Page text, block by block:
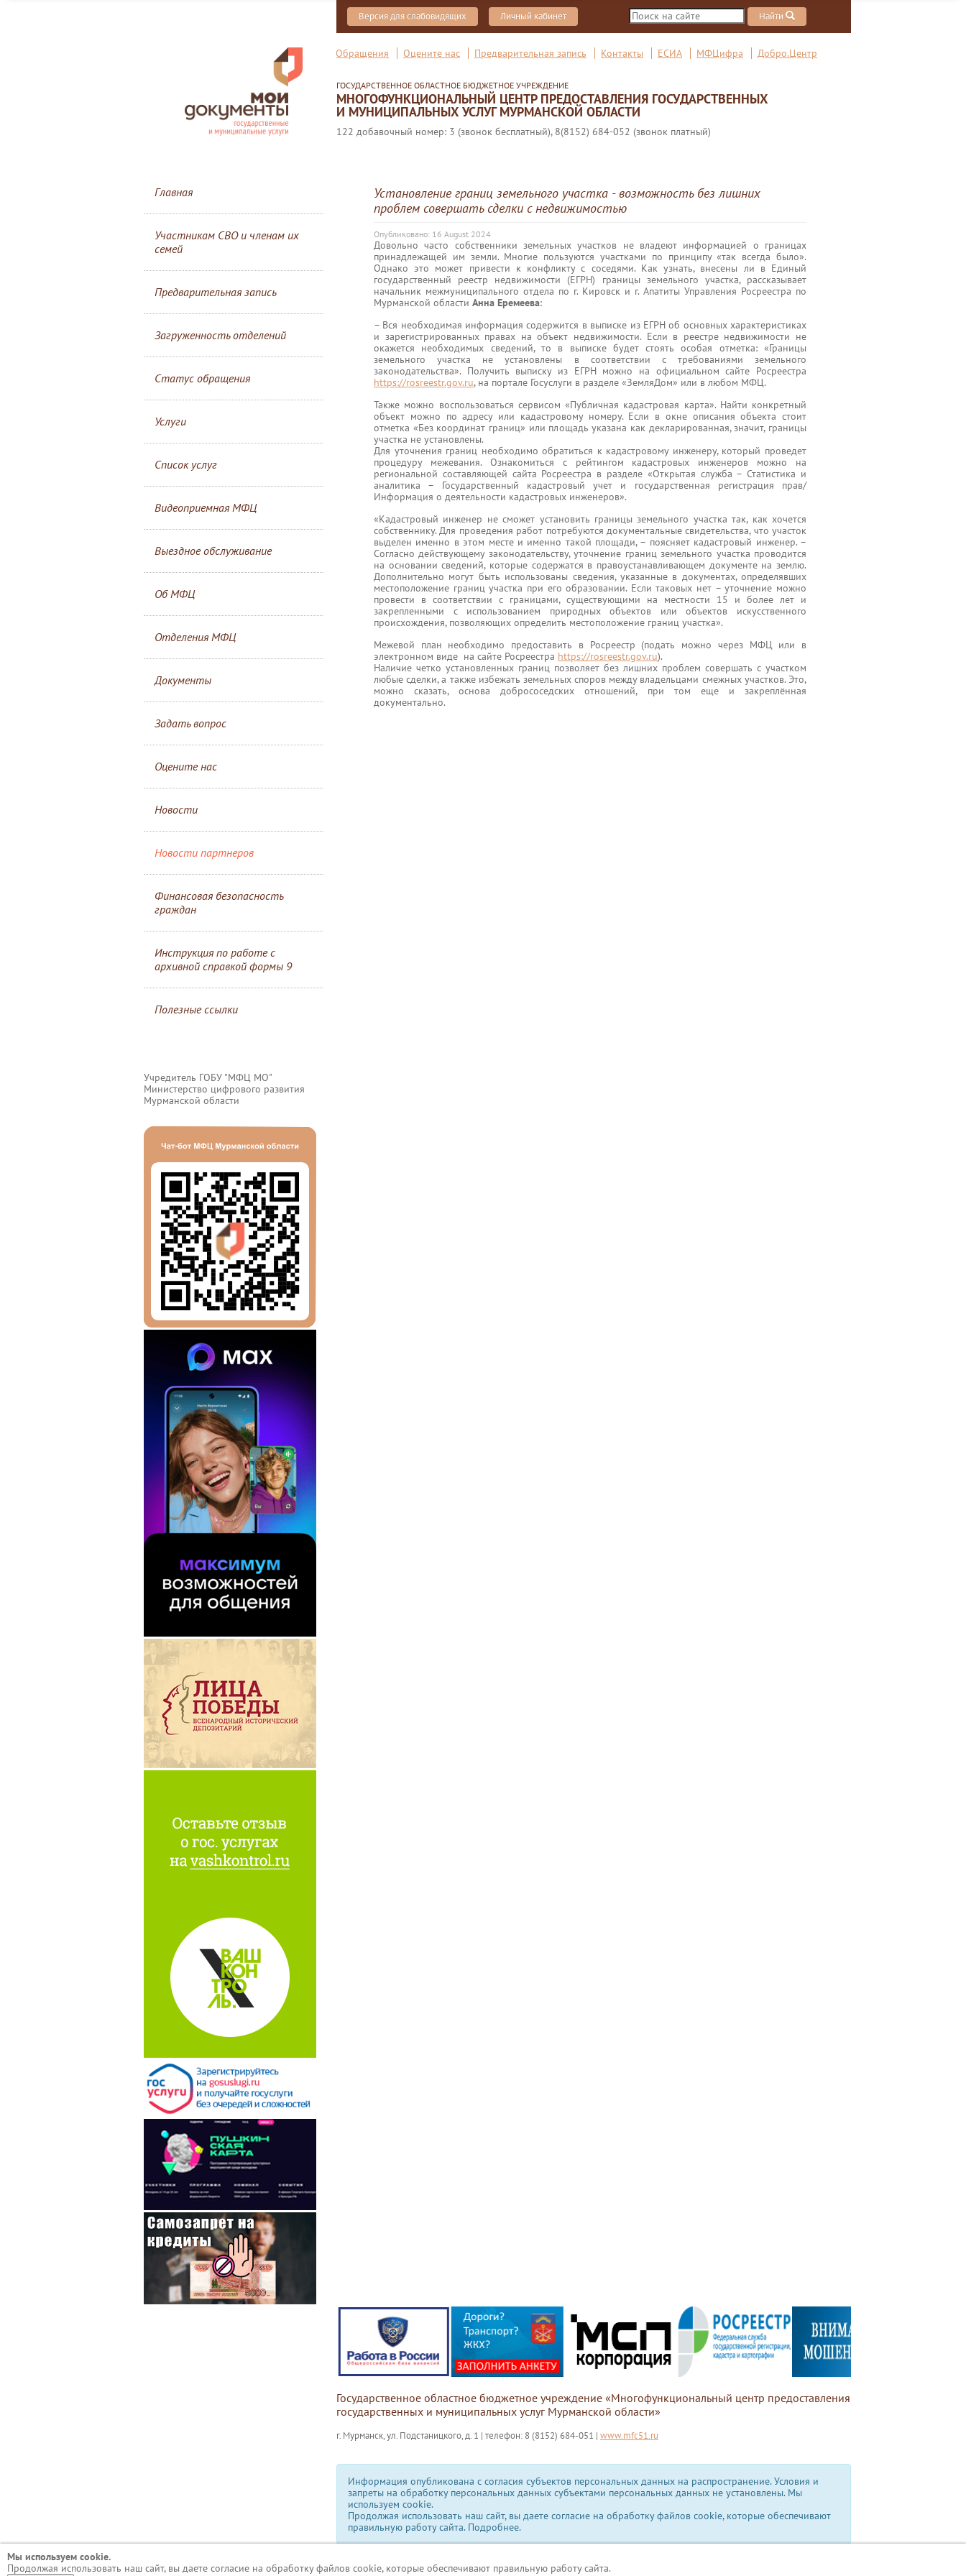
Версия для слабовидящих Личный кабинет Найти
Обращения Оцените нас Предварительная запись Контакты ЕСИА МФЦифра Добро.Центр
ГОСУДАРСТВЕННОЕ ОБЛАСТНОЕ БЮДЖЕТНОЕ УЧРЕЖДЕНИЕ
МНОГОФУНКЦИОНАЛЬНЫЙ ЦЕНТР ПРЕДОСТАВЛЕНИЯ ГОСУДАРСТВЕННЫХ
И МУНИЦИПАЛЬНЫХ УСЛУГ МУРМАНСКОЙ ОБЛАСТИ
122 добавочный номер: 3 (звонок бесплатный), 8(8152) 684-052 (звонок платный)
Главная
Участникам СВО и членам их
семей
Предварительная запись
Загруженность отделений
Статус обращения
Услуги
Список услуг
Видеоприемная МФЦ
Выездное обслуживание
Об МФЦ
Отделения МФЦ
Документы
Задать вопрос
Оцените нас
Новости
Новости партнеров
Финансовая безопасность
граждан
Инструкция по работе с
архивной справкой формы 9
Полезные ссылки
Учредитель ГОБУ "МФЦ МО"
Министерство цифрового развития
Мурманской области
Установление границ земельного участка - возможность без лишних
проблем совершать сделки с недвижимостью
Опубликовано: 16 August 2024
Довольно часто собственники земельных участков не владеют информацией о границах
принадлежащей им земли. Многие пользуются участками по принципу «так всегда было».
Однако это может привести к конфликту с соседями. Как узнать, внесены ли в Единый
государственный реестр недвижимости (ЕГРН) границы земельного участка, рассказывает
начальник межмуниципального отдела по г. Кировск и г. Апатиты Управления Росреестра по
Мурманской области Анна Еремеева:
– Вся необходимая информация содержится в выписке из ЕГРН об основных характеристиках
и зарегистрированных правах на объект недвижимости. Если в реестре недвижимости не
окажется необходимых сведений, то в выписке будет стоять особая отметка: «Границы
земельного участка не установлены в соответствии с требованиями земельного
законодательства». Получить выписку из ЕГРН можно на официальном сайте Росреестра
https://rosreestr.gov.ru, на портале Госуслуги в разделе «ЗемляДом» или в любом МФЦ.
Также можно воспользоваться сервисом «Публичная кадастровая карта». Найти конкретный
объект можно по адресу или кадастровому номеру. Если в окне описания объекта стоит
отметка «Без координат границ» или площадь указана как декларированная, значит, границы
участка не установлены.
Для уточнения границ необходимо обратиться к кадастровому инженеру, который проведет
процедуру межевания. Ознакомиться с рейтингом кадастровых инженеров можно на
региональной составляющей сайта Росреестра в разделе «Открытая служба – Статистика и
аналитика – Государственный кадастровый учет и государственная регистрация прав/
Информация о деятельности кадастровых инженеров».
«Кадастровый инженер не сможет установить границы земельного участка так, как хочется
собственнику. Для проведения работ потребуются документальные свидетельства, что участок
выделен именно в этом месте и именно такой площади, – поясняет кадастровый инженер. –
Согласно действующему законодательству, уточнение границ земельного участка проводится
на основании сведений, которые содержатся в правоустанавливающем документе на землю.
Дополнительно могут быть использованы сведения, указанные в документах, определявших
местоположение границ участка при его образовании. Если таковых нет – уточнение можно
провести в соответствии с границами, существующими на местности 15 и более лет и
закрепленными с использованием природных объектов или объектов искусственного
происхождения, позволяющих определить местоположение границ участка».
Межевой план необходимо предоставить в Росреестр (подать можно через МФЦ или в
электронном виде на сайте Росреестра https://rosreestr.gov.ru).
Наличие четко установленных границ позволяет без лишних проблем совершать с участком
любые сделки, а также избежать земельных споров между владельцами смежных участков. Это,
можно сказать, основа добрососедских отношений, при том еще и закреплённая
документально.
Государственное областное бюджетное учреждение «Многофункциональный центр предоставления
государственных и муниципальных услуг Мурманской области»
г. Мурманск, ул. Подстаницкого, д. 1 | телефон: 8 (8152) 684-051 | www.mfc51.ru
Информация опубликована с согласия субъектов персональных данных на распространение. Условия и
запреты на обработку персональных данных субъектами персональных данных не установлены. Мы
используем сookie.
Продолжая использовать наш сайт, вы даете согласие на обработку файлов cookie, которые обеспечивают
правильную работу сайта. Подробнее.
Мы используем сookie.
Продолжая использовать наш сайт, вы даете согласие на обработку файлов cookie, которые обеспечивают правильную работу сайта.